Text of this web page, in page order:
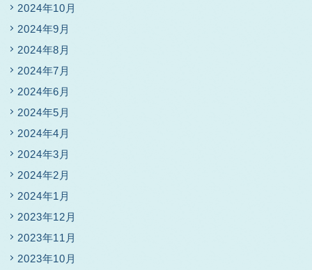
2024年10月
2024年9月
2024年8月
2024年7月
2024年6月
2024年5月
2024年4月
2024年3月
2024年2月
2024年1月
2023年12月
2023年11月
2023年10月